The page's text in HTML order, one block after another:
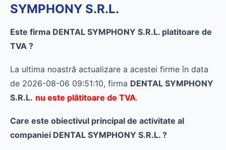
SYMPHONY S.R.L.
Este firma DENTAL SYMPHONY S.R.L. platitoare de
TVA ?
La ultima noastră actualizare a acestei firme în data
de 2026-08-06 09:51:10, firma DENTAL SYMPHONY
S.R.L. nu este plătitoare de TVA.
Care este obiectivul principal de activitate al
companiei DENTAL SYMPHONY S.R.L. ?